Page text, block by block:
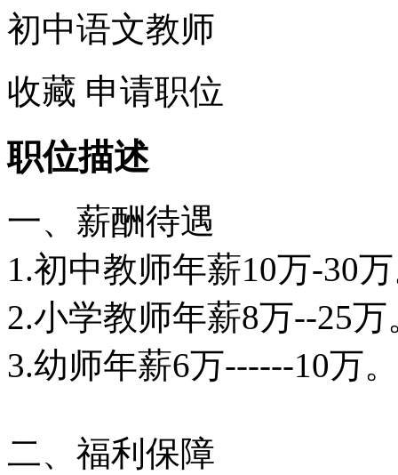
初中语文教师
收藏 申请职位
职位描述
一、薪酬待遇
1.初中教师年薪10万-30
2.小学教师年薪8万--25万
3.幼师年薪6万------10万。
二、福利保障